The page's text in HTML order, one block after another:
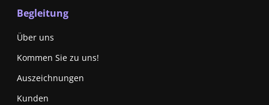
Begleitung
Über uns
Kommen Sie zu uns!
Auszeichnungen
Kunden